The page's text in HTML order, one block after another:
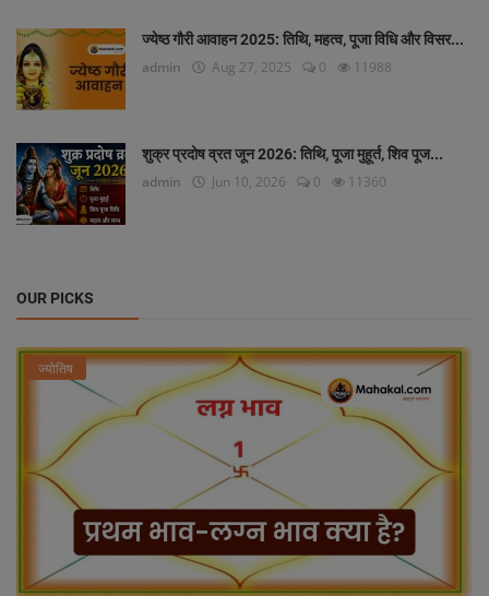
ज्येष्ठ गौरी आवाहन 2025: तिथि, महत्व, पूजा विधि और विसर...
admin Aug 27, 2025 0 11988
शुक्र प्रदोष व्रत जून 2026: तिथि, पूजा मुहूर्त, शिव पूज...
admin Jun 10, 2026 0 11360
OUR PICKS
ज्योतिष